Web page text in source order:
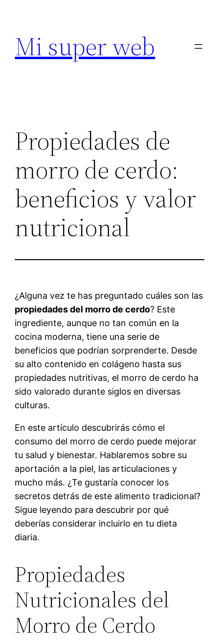
contenido
Mi super web
Propiedades de
morro de cerdo:
beneficios y valor
nutricional
¿Alguna vez te has preguntado cuáles son las
propiedades del morro de cerdo? Este
ingrediente, aunque no tan común en la
cocina moderna, tiene una serie de
beneficios que podrían sorprenderte. Desde
su alto contenido en colágeno hasta sus
propiedades nutritivas, el morro de cerdo ha
sido valorado durante siglos en diversas
culturas.
En este artículo descubrirás cómo el
consumo del morro de cerdo puede mejorar
tu salud y bienestar. Hablaremos sobre su
aportación a la piel, las articulaciones y
mucho más. ¿Te gustaría conocer los
secretos detrás de este alimento tradicional?
Sigue leyendo para descubrir por qué
deberías considerar incluirlo en tu dieta
diaria.
Propiedades
Nutricionales del
Morro de Cerdo